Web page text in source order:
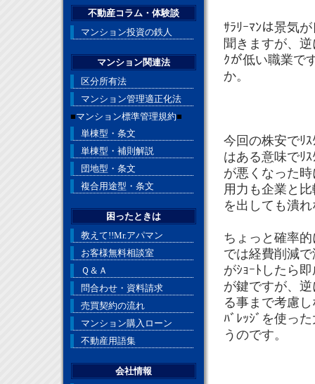
ｻﾗﾘｰﾏﾝは景気
聞きますが、
ｸが低い職業で
か。
今回の株安でﾘ
はある意味でﾘ
が悪くなった
用力も企業と
を出しても潰
ちょっと確率
では経費削減
がｼｮｰﾄしたら
が鍵ですが、
る事まで考慮
ﾊﾞﾚｯｼﾞを使っ
うのです。
不動産コラム・体験談
マンション投資の鉄人
マンション関連法
区分所有法
マンション管理適正化法
■マンション標準管理規約■
単棟型・条文
単棟型・補則解説
団地型・条文
複合用途型・条文
困ったときは
教えて!!Mr.アパマン
お客様無料相談室
Ｑ＆Ａ
問合わせ・資料請求
売買契約の流れ
マンション購入ローン
不動産用語集
会社情報